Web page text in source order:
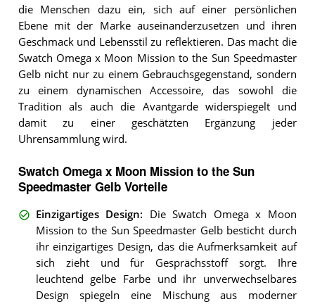
die Menschen dazu ein, sich auf einer persönlichen
Ebene mit der Marke auseinanderzusetzen und ihren
Geschmack und Lebensstil zu reflektieren. Das macht die
Swatch Omega x Moon Mission to the Sun Speedmaster
Gelb nicht nur zu einem Gebrauchsgegenstand, sondern
zu einem dynamischen Accessoire, das sowohl die
Tradition als auch die Avantgarde widerspiegelt und
damit zu einer geschätzten Ergänzung jeder
Uhrensammlung wird.
Swatch Omega x Moon Mission to the Sun
Speedmaster Gelb Vorteile
Einzigartiges Design: Die Swatch Omega x Moon
Mission to the Sun Speedmaster Gelb besticht durch
ihr einzigartiges Design, das die Aufmerksamkeit auf
sich zieht und für Gesprächsstoff sorgt. Ihre
leuchtend gelbe Farbe und ihr unverwechselbares
Design spiegeln eine Mischung aus moderner